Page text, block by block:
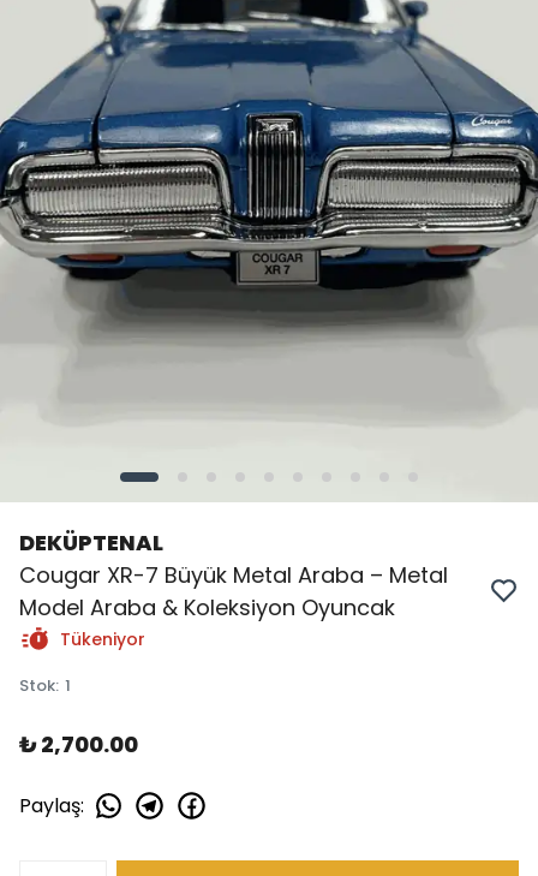
DEKÜPTENAL
Cougar XR-7 Büyük Metal Araba – Metal
Model Araba & Koleksiyon Oyuncak
Tükeniyor
Stok: 1
₺ 2,700.00
Paylaş: